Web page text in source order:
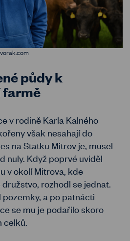
půdy k
v rodině Karla Kalného
však nesahají do
na Statku Mitrov je, musel
nuly. Když poprvé uviděl
v okolí Mitrova, kde
rozhodl se jednat.
a po patnácti
se mu je podařilo skoro
celků.